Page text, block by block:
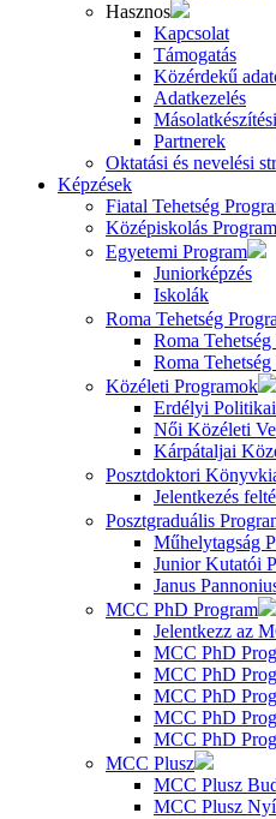
Hasznos
Kapcsolat
Támogatás
Közérdekű
Adatkezelés
Partnerek
Oktatási és nevelési
Képzések
Fiatal Tehetség
Középiskolás Program
Egyetemi Program
Juniorképzés
Iskolák
Roma Tehetség
Roma
Roma
Közéleti Programok
Erdélyi
Női Közéleti
Kárpátaljai
Posztdoktori
Jelentkezés
Posztgraduális
Műhelytagság
Junior Kutatói
Janus
MCC PhD Program
Jelentkezz az
MCC PhD
MCC PhD
MCC PhD
MCC PhD
MCC PhD
MCC Plusz
MCC Plusz
MCC Plusz